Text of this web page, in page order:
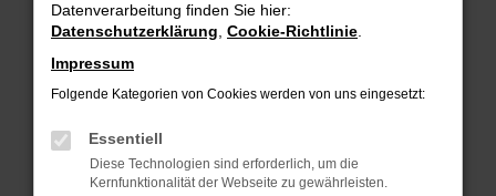
Internetverbindung.
Laden andere Webseiten, zum Beispiel deine
Suchmaschine?
Prüfe deine Browsererweiterungen.
das Laden bestimmter Seiten verhindern.
Funktioniert die Seite in einem anderen Browser
oder in einem privaten Fenster?
Datenverarbeitung finden Sie hier:
Datenschutzerklärung Cookie-Richtlinie
Impressum
Folgende Kategorien von Cookies werden von uns eingesetzt:
Essentiell
Diese Technologien sind erforderlich, um die
Kernfunktionalität der Webseite zu gewährleisten.